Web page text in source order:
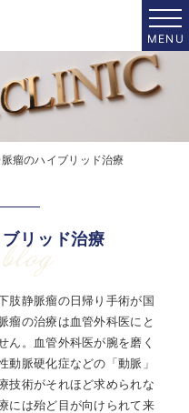
瘤のハイブリッド治療
リッド治療
肢静脈瘤の日帰り手術が国
瘤の治療は血管外科医にと
ん。血管外科医が腕を磨く
動脈硬化症などの「動脈」
技術がそれほど求められな
には殆ど目が向けられて来